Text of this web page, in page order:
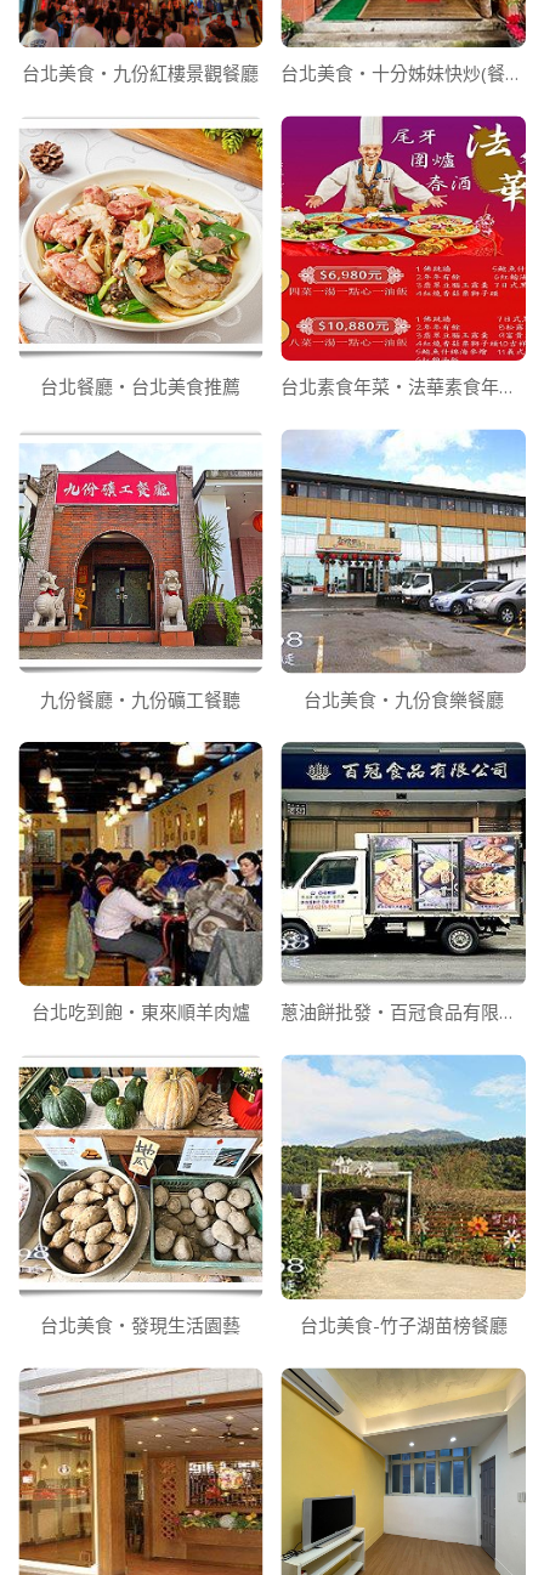
台北美食‧九份紅樓景觀餐廳 台北美食‧十分姊妹快炒(餐廳)
台北餐廳‧台北美食推薦 台北素食年菜‧法華素食年菜訂購
九份餐廳‧九份礦工餐聽 台北美食‧九份食樂餐廳
台北吃到飽‧東來順羊肉爐 蔥油餅批發‧百冠食品有限公司
台北美食‧發現生活園藝 台北美食-竹子湖苗榜餐廳